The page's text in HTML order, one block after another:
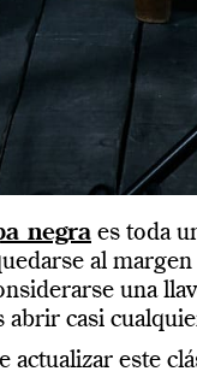
negra es toda
al
una
abrir casi
actualizar este